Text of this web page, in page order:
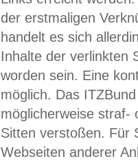
der erstmaligen
handelt es sich
Inhalte der verlinkten
worden sein. Eine
möglich. Das
möglicherweise straf-
Sitten verstoßen. Für
Webseiten anderer